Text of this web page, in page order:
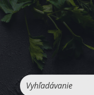
Vyhľadávanie